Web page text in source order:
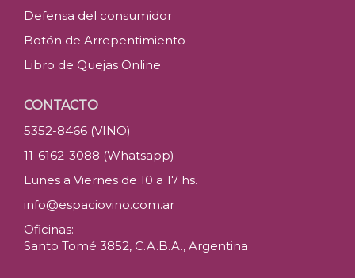
Defensa del consumidor
Botón de Arrepentimiento
Libro de Quejas Online
CONTACTO
5352-8466 (VINO)
11-6162-3088 (Whatsapp)
Lunes a Viernes de 10 a 17 hs.
info@espaciovino.com.ar
Oficinas:
Santo Tomé 3852, C.A.B.A., Argentina